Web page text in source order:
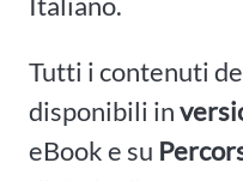
Tutti i contenuti
disponibili in
eBook e su